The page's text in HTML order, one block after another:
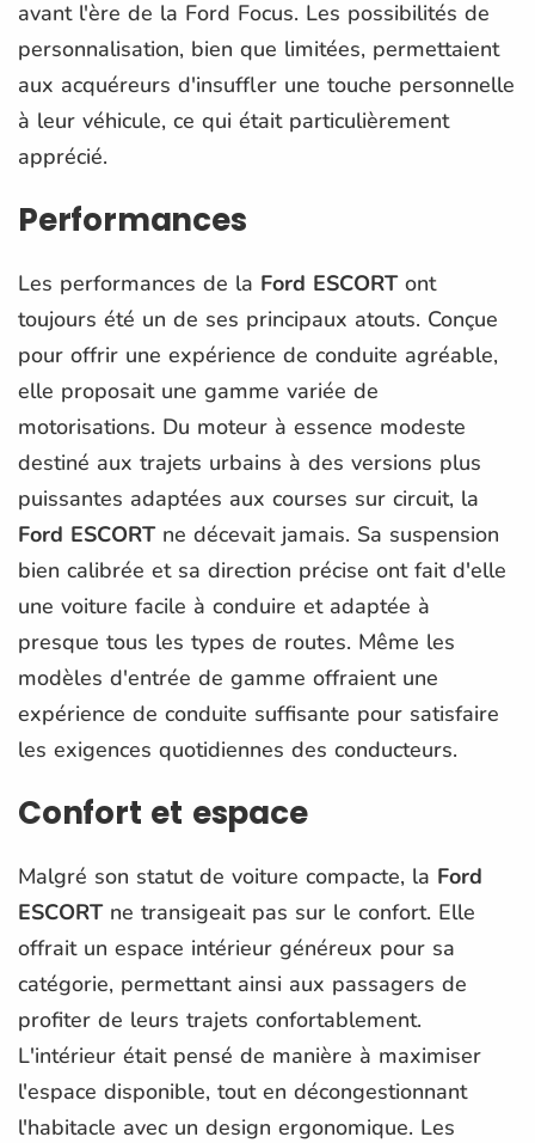
avant l'ère de la Ford Focus. Les possibilités de
personnalisation, bien que limitées, permettaient
aux acquéreurs d'insuffler une touche personnelle
à leur véhicule, ce qui était particulièrement
apprécié.
Performances
Les performances de la Ford ESCORTont
toujours été un de ses principaux atouts. Conçue
pour offrir une expérience de conduite agréable,
elle proposait une gamme variée de
motorisations. Du moteur à essence modeste
destiné aux trajets urbains à des versions plus
puissantes adaptées aux courses sur circuit, la
Ford ESCORTne décevait jamais. Sa suspension
bien calibrée et sa direction précise ont fait d'elle
une voiture facile à conduire et adaptée à
presque tous les types de routes. Même les
modèles d'entrée de gamme offraient une
expérience de conduite suffisante pour satisfaire
les exigences quotidiennes des conducteurs.
Confort et espace
Malgré son statut de voiture compacte, la Ford
ESCORTne transigeait pas sur le confort. Elle
offrait un espace intérieur généreux pour sa
catégorie, permettant ainsi aux passagers de
profiter de leurs trajets confortablement.
L'intérieur était pensé de manière à maximiser
l'espace disponible, tout en décongestionnant
l'habitacle avec un design ergonomique. Les